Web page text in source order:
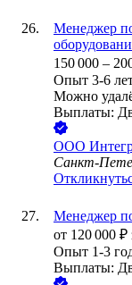
Менеджер
150 000 –
Опыт 3-6
Можно
Выплаты:
ООО
Санкт-
Менеджер
от 120 000 ₽
Опыт 1-3
Выплаты: